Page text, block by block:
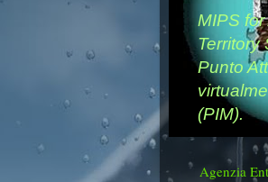
MIPS
Territory
Punto
(PIM).
Agenzia